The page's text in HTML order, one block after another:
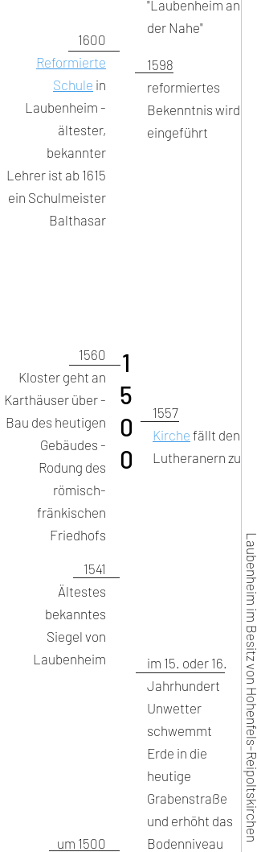
1600
Reformierte
Schule in
Laubenheim -
ältester,
bekannter
Lehrer ist ab 1615
ein Schulmeister
Balthasar
"Laubenheim an
der Nahe"
1
5
0
0
1598
reformiertes
Bekenntnis wird
eingeführt
1541
Ältestes
bekanntes
Siegel von
Laubenheim
1557
Kirche fällt den
Lutheranern zu
im 15. oder 16.
Jahrhundert
Unwetter
schwemmt
Erde in die
heutige
Grabenstraße
und erhöht das
Bodenniveau
um 1500
Laubenheim im Besitz von Hohenfels-Reipoltskirchen
1560
Kloster geht an
Karthäuser über -
Bau des heutigen
Gebäudes -
Rodung des
römisch-
fränkischen
Friedhofs